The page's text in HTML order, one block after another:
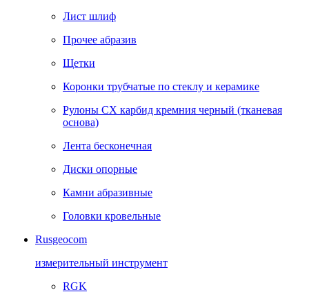
Лист шлиф
Прочее абразив
Щетки
Коронки трубчатые по стеклу и керамике
Рулоны CX карбид кремния черный (тканевая
основа)
Лента бесконечная
Диски опорные
Камни абразивные
Головки кровельные
Rusgeocom
измерительный инструмент
RGK